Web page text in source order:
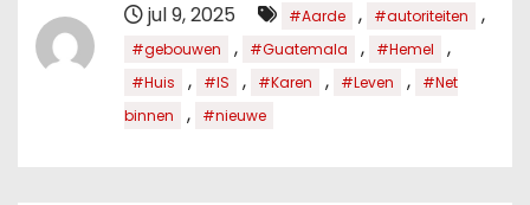
jul 9, 2025 #Aarde , #autoriteiten ,
#gebouwen , #Guatemala , #Hemel ,
#Huis , #IS , #Karen , #Leven ,
#Net
binnen
, #nieuwe